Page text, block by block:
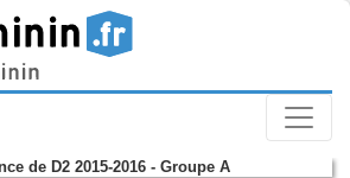
de D2 2015-2016 - Groupe A